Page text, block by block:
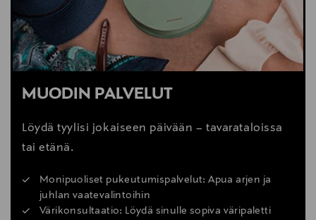
MUODIN PALVELUT
Löydä tyylisi jokaiseen päivään – tavarataloissa
tai etänä.
Monipuoliset pukeutumispalvelut: Apua arjen ja
juhlan vaatevalintoihin
Värikonsultaatio: Löydä sinulle sopiva väripaletti